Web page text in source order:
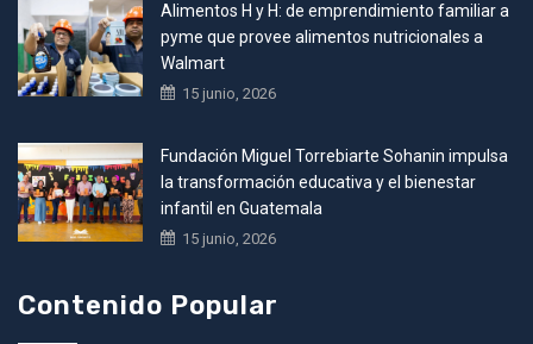
Alimentos H y H: de emprendimiento familiar a
pyme que provee alimentos nutricionales a
Walmart
15 junio, 2026
Fundación Miguel Torrebiarte Sohanin impulsa
la transformación educativa y el bienestar
infantil en Guatemala
15 junio, 2026
Contenido Popular